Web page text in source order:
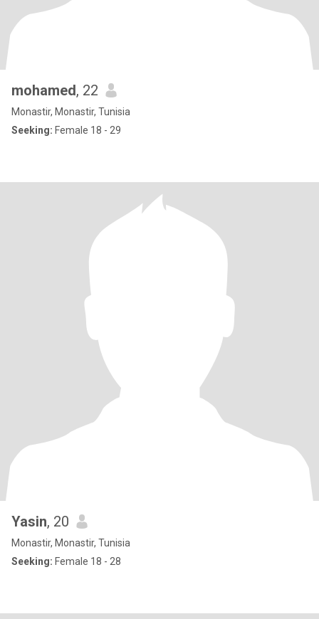
mohamed, 22
Monastir, Monastir, Tunisia
Seeking: Female 18 - 29
Yasin, 20
Monastir, Monastir, Tunisia
Seeking: Female 18 - 28